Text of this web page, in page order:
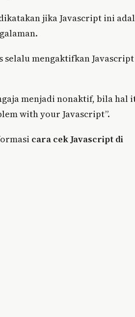
jika Javascript ini
selalu mengaktifkan Javascript
menjadi nonaktif, bila hal
with your Javascript”.
cara cek Javascript di